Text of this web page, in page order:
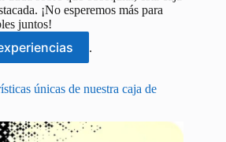
¡No esperemos más para
juntos!
.
únicas de nuestra caja de